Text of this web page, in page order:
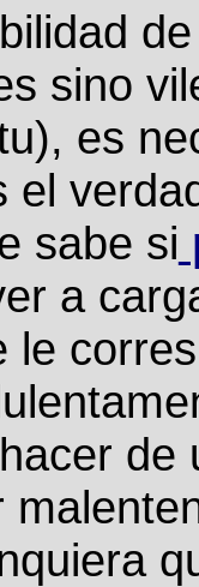
sino
es
el
sabe si
a
le
de